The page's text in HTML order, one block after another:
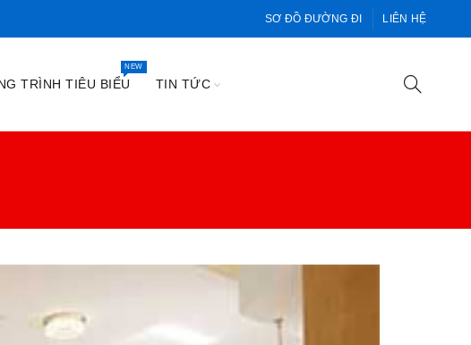
SƠ ĐỒ ĐƯỜNG ĐI LIÊN HỆ
TRÌNH TIÊU BIỂU
NEW
TIN TỨC